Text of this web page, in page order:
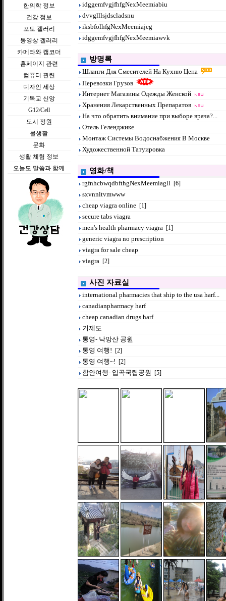
한의학 정보
건강 정보
포토 겔러리
동영상 겔러리
카메라와 캠코더
홈페이지 관련
컴퓨터 관련
디자인 세상
기독교 신앙
G12/Cell
도시 정원
물생활
문화
생활 체험 정보
오늘도 말씀과 함께
idggemfvgjfhfgNexMeemiabiu
dvvglllsjdscladsnu
iksbfolhfgNexMeemiajeg
idggemfvgjfhfgNexMeemiawvk
방명록
Шланги Для Смесителей На Кухню Цена
Перевозки Грузов
Интернет Магазины Одежды Женской
Хранения Лекарственных Препаратов
На что обратить внимание при выборе врача?...
Отель Геленджике
Монтаж Системы Водоснабжения В Москве
Художественной Татуировка
영화/책
rgfnhcbwqdbfthgNexMeemiagll [6]
sxvnnltvmwww
cheap viagra online [1]
secure tabs viagra
men's health pharmacy viagra [1]
generic viagra no prescription
viagra for sale cheap
viagra [2]
사진 자료실
international pharmacies that ship to the usa harf...
canadianpharmacy harf
cheap canadian drugs harf
거제도
통영- 낙망산 공원
통영 여행! [2]
통영 여행~! [2]
함안여행- 입곡국립공원 [5]